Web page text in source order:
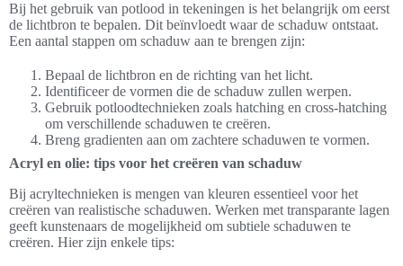
Bij het gebruik van potlood in tekeningen is het belangrijk om eerst
de lichtbron te bepalen. Dit beïnvloedt waar de schaduw ontstaat.
Een aantal stappen om schaduw aan te brengen zijn:
Bepaal de lichtbron en de richting van het licht.
Identificeer de vormen die de schaduw zullen werpen.
Gebruik potloodtechnieken zoals hatching en cross-hatching
om verschillende schaduwen te creëren.
Breng gradienten aan om zachtere schaduwen te vormen.
Acryl en olie: tips voor het creëren van schaduw
Bij acryltechnieken is mengen van kleuren essentieel voor het
creëren van realistische schaduwen. Werken met transparante lagen
geeft kunstenaars de mogelijkheid om subtiele schaduwen te
creëren. Hier zijn enkele tips: